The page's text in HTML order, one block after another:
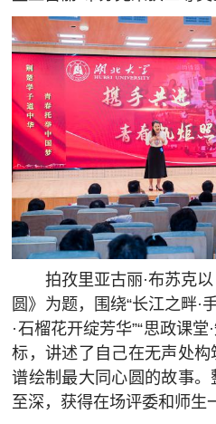
毕业生
学习
青马
拍孜里亚古丽·布苏克
圆》为题，围绕“长江之畔·
·石榴花开绽芳华”“思政课
标，讲述了自己在无声处
谱绘制最大同心圆的故事
至深，获得在场评委和师生